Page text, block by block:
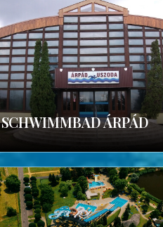
SCHWIMMBAD ÁRPÁD